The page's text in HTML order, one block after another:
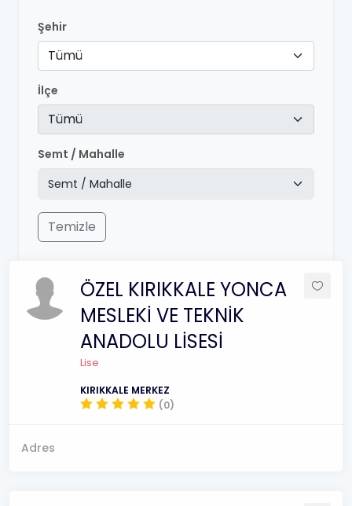
Şehir
Tümü
İlçe
Tümü
Semt / Mahalle
Temizle
ÖZEL KIRIKKALE YONCA
MESLEKİ VE TEKNİK
ANADOLU LİSESİ
Lise
KIRIKKALE MERKEZ
(0)
Adres